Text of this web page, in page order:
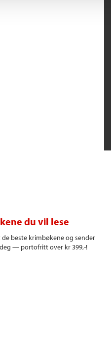
du vil lese
de beste krimbøkene og sender
— portofritt over kr 399,-!